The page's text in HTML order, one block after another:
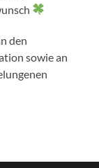
den
sowie an